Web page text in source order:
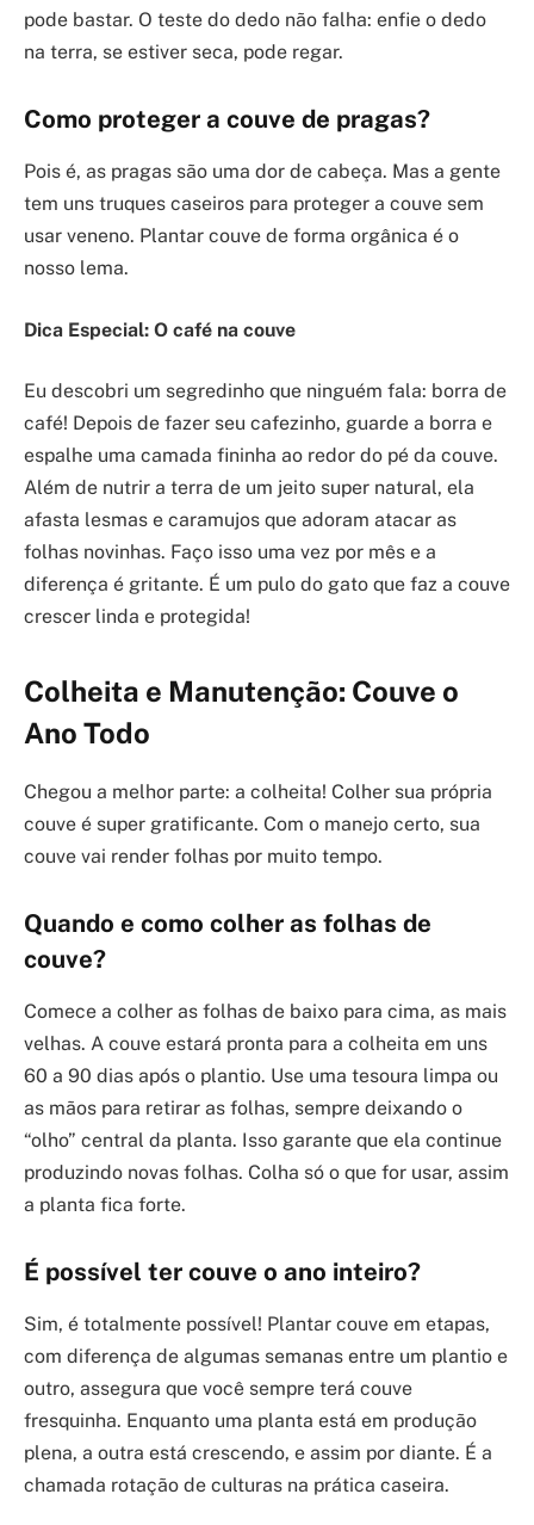
pode bastar. O teste do dedo não falha: enfie o dedo
na terra, se estiver seca, pode regar.
Como proteger a couve de pragas?
Pois é, as pragas são uma dor de cabeça. Mas a gente
tem uns truques caseiros para proteger a couve sem
usar veneno. Plantar couve de forma orgânica é o
nosso lema.
Dica Especial: O café na couve
Eu descobri um segredinho que ninguém fala: borra de
café! Depois de fazer seu cafezinho, guarde a borra e
espalhe uma camada fininha ao redor do pé da couve.
Além de nutrir a terra de um jeito super natural, ela
afasta lesmas e caramujos que adoram atacar as
folhas novinhas. Faço isso uma vez por mês e a
diferença é gritante. É um pulo do gato que faz a couve
crescer linda e protegida!
Colheita e Manutenção: Couve o
Ano Todo
Chegou a melhor parte: a colheita! Colher sua própria
couve é super gratificante. Com o manejo certo, sua
couve vai render folhas por muito tempo.
Quando e como colher as folhas de
couve?
Comece a colher as folhas de baixo para cima, as mais
velhas. A couve estará pronta para a colheita em uns
60 a 90 dias após o plantio. Use uma tesoura limpa ou
as mãos para retirar as folhas, sempre deixando o
“olho” central da planta. Isso garante que ela continue
produzindo novas folhas. Colha só o que for usar, assim
a planta fica forte.
É possível ter couve o ano inteiro?
Sim, é totalmente possível! Plantar couve em etapas,
com diferença de algumas semanas entre um plantio e
outro, assegura que você sempre terá couve
fresquinha. Enquanto uma planta está em produção
plena, a outra está crescendo, e assim por diante. É a
chamada rotação de culturas na prática caseira.